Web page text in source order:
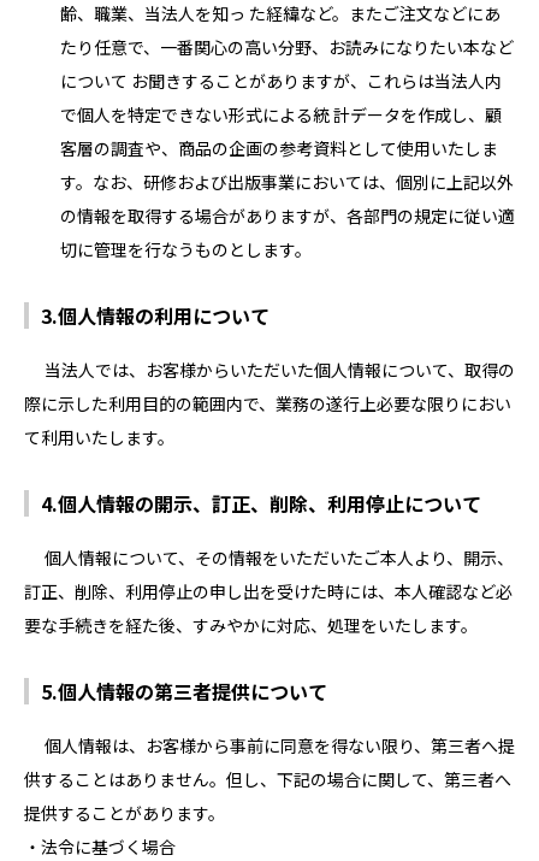
齢、職業、当法人を知っ た経緯など。またご注文などにあ
たり任意で、一番関心の高い分野、お読みになりたい本など
について お聞きすることがありますが、これらは当法人内
で個人を特定できない形式による統 計データを作成し、顧
客層の調査や、商品の企画の参考資料として使用いたしま
す。なお、研修および出版事業においては、個別に上記以外
の情報を取得する場合がありますが、各部門の規定に従い適
切に管理を行なうものとします。
3.個人情報の利用について
当法人では、お客様からいただいた個人情報について、取得の
際に示した利用目的の範囲内で、業務の遂行上必要な限りにおい
て利用いたします。
4.個人情報の開示、訂正、削除、利用停止について
個人情報について、その情報をいただいたご本人より、開示、
訂正、削除、利用停止の申し出を受けた時には、本人確認など必
要な手続きを経た後、すみやかに対応、処理をいたします。
5.個人情報の第三者提供について
個人情報は、お客様から事前に同意を得ない限り、第三者へ提
供することはありません。但し、下記の場合に関して、第三者へ
提供することがあります。
・法令に基づく場合